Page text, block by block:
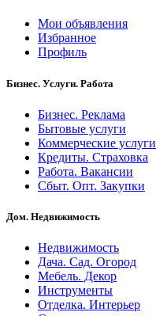
Мои объявления
Избранное
Профиль
Бизнес. Услуги. Работа
Бизнес. Реклама
Бытовые услуги
Коммерческие услуги
Кредиты. Страховка
Работа. Вакансии
Сбыт. Опт. Закупки
Дом. Недвижимость
Недвижимость
Дача. Сад. Огород
Мебель. Декор
Инструменты
Отделка. Интерьер